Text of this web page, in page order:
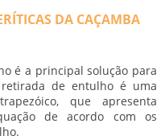
DA CAÇAMBA
é a principal solução para
de entulho é uma
que apresenta
de acordo com os